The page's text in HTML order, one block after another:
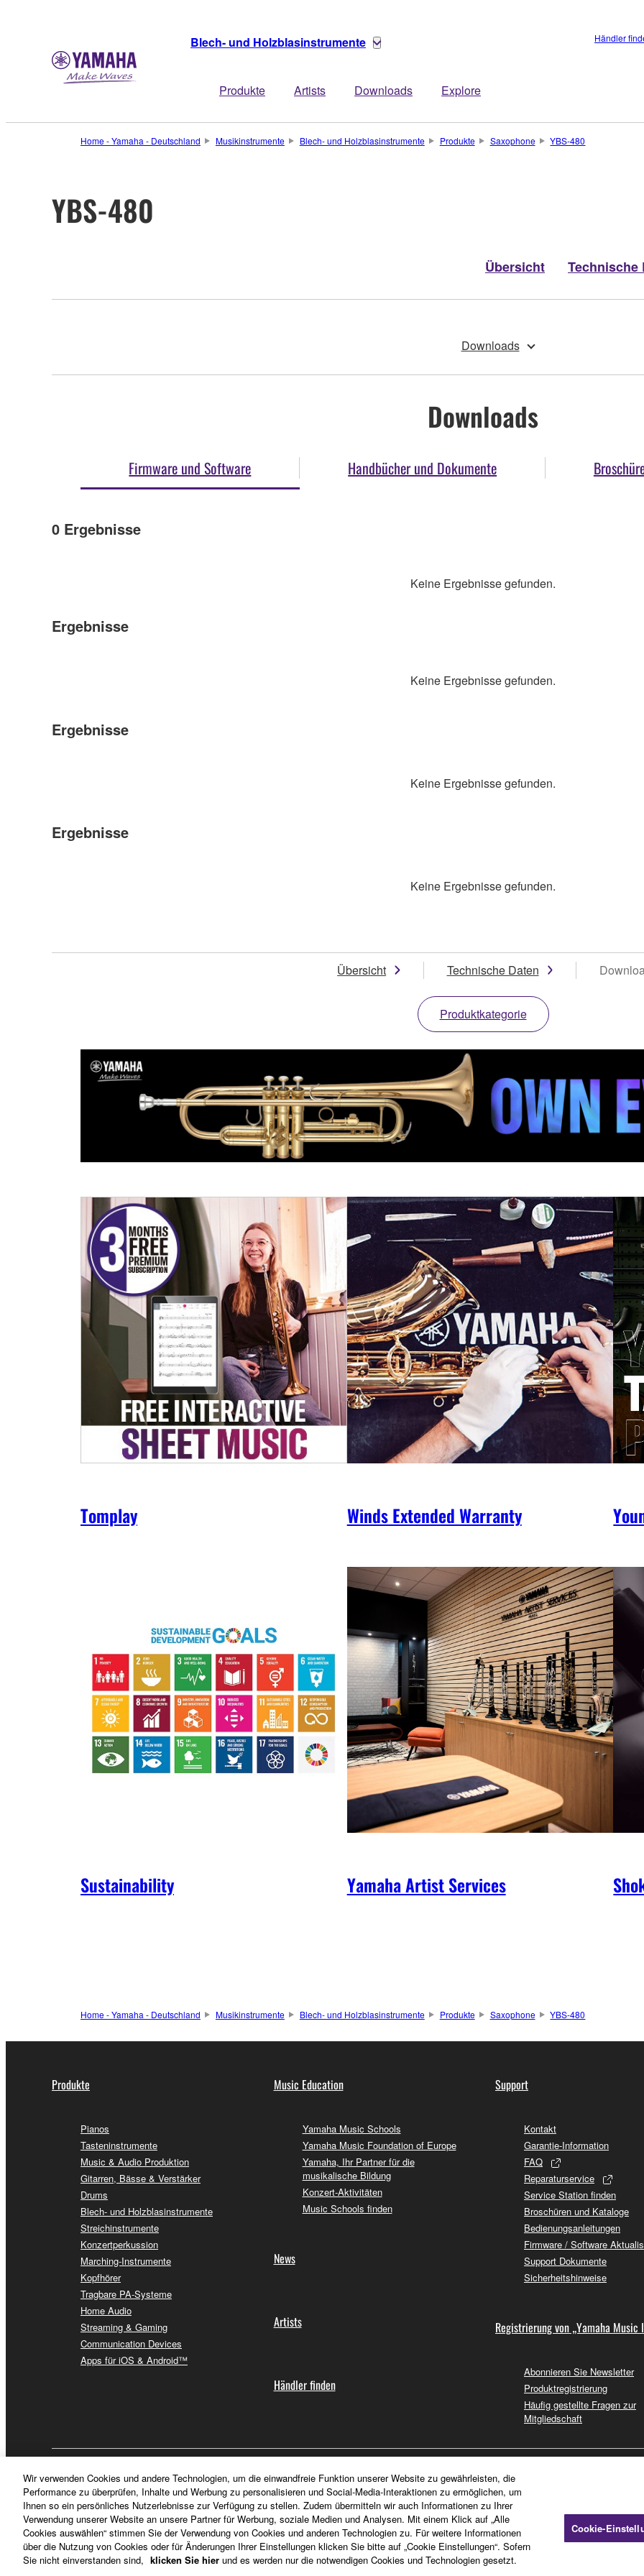
Blech- und Holzblasinstrumente
Produkte Artists Downloads Explore
Händler
Home - Yamaha - Deutschland Musikinstrumente Blech- und Holzblasinstrumente Produkte Saxophone YBS-480
YBS-480
Übersicht Technische
Downloads
Downloads
Firmware und Software Handbücher und Dokumente
0 Ergebnisse
Keine Ergebnisse gefunden.
Ergebnisse
Keine Ergebnisse gefunden.
Ergebnisse
Keine Ergebnisse gefunden.
Ergebnisse
Keine Ergebnisse gefunden.
Übersicht Technische Daten
Produktkategorie
Tomplay Winds Extended Warranty
Sustainability Yamaha Artist Services
Home - Yamaha - Deutschland Musikinstrumente Blech- und Holzblasinstrumente Produkte Saxophone YBS-480
Produkte
Pianos
Tasteninstrumente
Music & Audio Produktion
Gitarren, Bässe & Verstärker
Drums
Blech- und Holzblasinstrumente
Streichinstrumente
Konzertperkussion
Marching-Instrumente
Kopfhörer
Tragbare PA-Systeme
Home Audio
Streaming & Gaming
Communication Devices
Apps für iOS & Android™
Music Education
Yamaha Music Schools
Yamaha Music Foundation of Europe
Yamaha, Ihr Partner für die
musikalische Bildung
Konzert-Aktivitäten
Music Schools finden
News
Artists
Händler finden
Support
Kontakt
Garantie-Information
FAQ
Reparaturservice
Service Station finden
Broschüren und Kataloge
Bedienungsanleitungen
Firmware / Software
Support Dokumente
Sicherheitshinweise
Registrierung von „Yamaha Music
Abonnieren Sie Newsletter
Produktregistrierung
Häufig gestellte Fragen zur
Mitgliedschaft
Wir verwenden Cookies und andere Technologien, um die einwandfreie Funktion unserer Website zu gewährleisten, die
Performance zu überprüfen, Inhalte und Werbung zu personalisieren und Social-Media-Interaktionen zu ermöglichen, um
Ihnen so ein persönliches Nutzerlebnisse zur Verfügung zu stellen. Zudem übermitteln wir auch Informationen zu Ihrer
Verwendung unserer Website an unsere Partner für Werbung, soziale Medien und Analysen. Mit einem Klick auf „Alle
Cookies auswählen“ stimmen Sie der Verwendung von Cookies und anderen Technologien zu. Für weitere Informationen
über die Nutzung von Cookies oder für Änderungen Ihrer Einstellungen klicken Sie bitte auf „Cookie Einstellungen“. Sofern
Sie nicht einverstanden sind, klicken Sie hier und es werden nur die notwendigen Cookies und Technologien gesetzt.
Cookie-